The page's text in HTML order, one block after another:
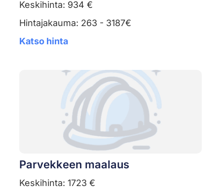
Keskihinta: 934 €
Hintajakauma: 263 - 3187€
Katso hinta
Parvekkeen maalaus
Keskihinta: 1723 €